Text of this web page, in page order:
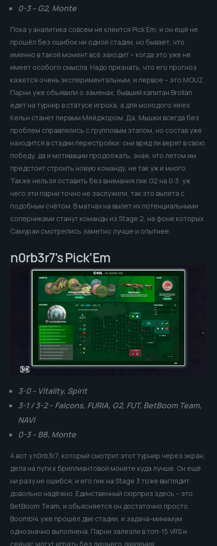
0-3 – G2, Monte
Пока у аналитика совсем не клеится Pick’Em, и он ещё не
прошёл без ошибок ни одной стадии, но бывает, что
именно в такой момент всё заходит – когда это уже не
имеет особого смысла. Надо признать, что его прогноз
кажется очень экспериментальным, и первое – это MOUZ.
Парни уже объявили о заменах, бывший капитан Brollan
едет на турнир в статусе игрока, а для молодого xelex
Кельн станет первым Мейджором. Да, Мышки всегда без
проблем справлялись с групповым этапом, но состав уже
находится в стадии перестройки: они вряд ли верят в свою
победу, да и мотивации продолжать, зная, что летом им
предстоит строить новую команду, не так уж и много.
Также нельзя оставить без внимания пик G2 на 0:3: уж
чего эти парни точно не заслужили, так это вылета с
подобным счётом. В матчах на вылет их потенциальными
соперниками станут команды из Stage 2, на фоне которых
Самураи смотрелись заметно лучше и опытнее.
n0rb3r7's Pick'Em
3-0 – Vitality, Spirit
3-1 / 3-2 – Falcons, FURIA, G2, FUT, BetBoom Team,
NAVI
0-3 – B8, Monte
А вот у n0rb3r7, который смотрит этот турнир через экран,
дела на пути к бриллиантовой монете куда лучше. Он ещё
ни разу не ошибся, и его пик на Stage 3 тоже выглядит
довольно надёжно. Единственный сюрприз здесь – это
BetBoom Team, и объясняется он достаточно просто.
BoombI4 уже прошёл две стадии, и задача-минимум
однозначно выполнена. Парни залезли в топ-15 VRS и
сейчас могут играть без лишнего давления.